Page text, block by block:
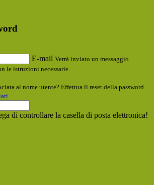
E-mail Verrà inviato un messaggio
le istruzioni necessarie.
al nome utente? Effettua il reset della password
di controllare la casella di posta elettronica!